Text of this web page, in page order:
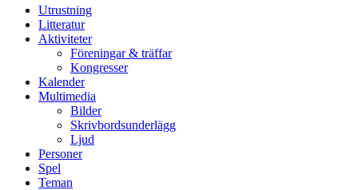
Utrustning
Litteratur
Aktiviteter
Föreningar & träffar
Kongresser
Kalender
Multimedia
Bilder
Skrivbordsunderlägg
Ljud
Personer
Spel
Teman